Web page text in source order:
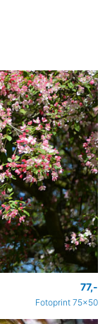
77,-
Fotoprint 75x50